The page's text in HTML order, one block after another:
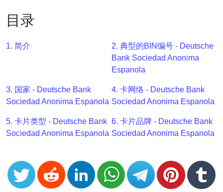
BIN
号
BIN
API
Generator
BIN
v2
BIN
Generator
from
Banks
目录
1. 简介
2. 典型的BIN编号 - Deutsche
Bank Sociedad Anonima
Espanola
3. 国家 - Deutsche Bank
Sociedad Anonima Espanola
4. 卡网络 - Deutsche Bank
Sociedad Anonima Espanola
5. 卡片类型 - Deutsche Bank
Sociedad Anonima Espanola
6. 卡片品牌 - Deutsche Bank
Sociedad Anonima Espanola